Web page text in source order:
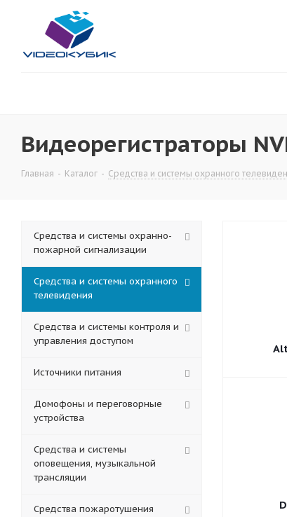
Видеорегистраторы
Главная - Каталог - Средства и системы охранного
Средства и системы охранно-
пожарной сигнализации
Средства и системы охранного
телевидения
Средства и системы контроля и
управления доступом
Источники питания
Домофоны и переговорные
устройства
Средства и системы
оповещения, музыкальной
трансляции
Средства пожаротушения